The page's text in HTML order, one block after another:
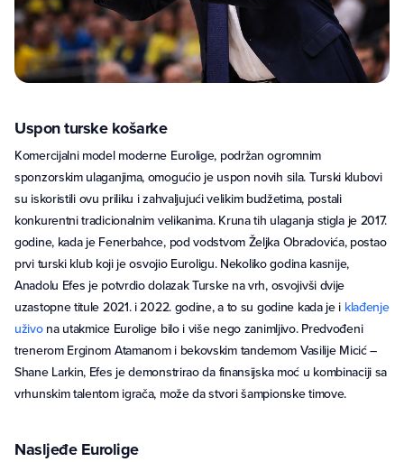
Uspon turske košarke
Komercijalni model moderne Eurolige, podržan ogromnim
sponzorskim ulaganjima, omogućio je uspon novih sila. Turski klubovi
su iskoristili ovu priliku i zahvaljujući velikim budžetima, postali
konkurentni tradicionalnim velikanima. Kruna tih ulaganja stigla je 2017.
godine, kada je Fenerbahce, pod vodstvom Željka Obradovića, postao
prvi turski klub koji je osvojio Euroligu. Nekoliko godina kasnije,
Anadolu Efes je potvrdio dolazak Turske na vrh, osvojivši dvije
uzastopne titule 2021. i 2022. godine, a to su godine kada je i klađenje
uživona utakmice Eurolige bilo i više nego zanimljivo. Predvođeni
trenerom Erginom Atamanom i bekovskim tandemom Vasilije Micić –
Shane Larkin, Efes je demonstrirao da finansijska moć u kombinaciji sa
vrhunskim talentom igrača, može da stvori šampionske timove.
Nasljeđe Eurolige